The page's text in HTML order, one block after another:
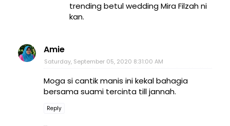
trending betul wedding Mira Filzah ni
kan.
Amie
Saturday, September 05, 2020 8:31:00 AM
Moga si cantik manis ini kekal bahagia
bersama suami tercinta till jannah.
Reply